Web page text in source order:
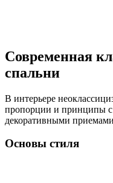
Современная
спальни
В интерьере
пропорции и принципы
декоративными
Основы стиля